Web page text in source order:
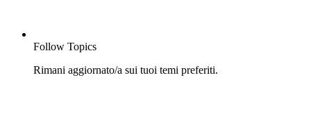
Follow Topics
Rimani aggiornato/a sui tuoi temi preferiti.